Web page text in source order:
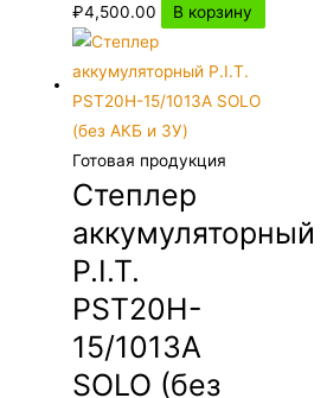
₽4,500.00 В корзину
Готовая продукция
Степлер
аккумуляторный
P.I.T.
PST20H-
15/1013A
SOLO (без